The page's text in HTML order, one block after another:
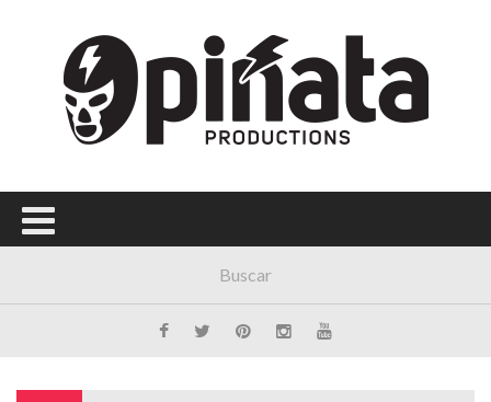
Menú Principal
PORTADA
CONCIERTOS
FESTIVALES